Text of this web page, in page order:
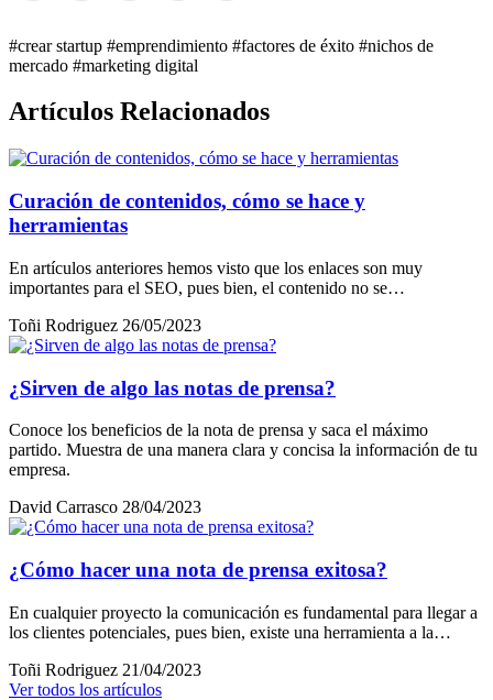
#crear startup #emprendimiento #factores de éxito #nichos de
mercado #marketing digital
Artículos Relacionados
Curación de contenidos, cómo se hace y
herramientas
En artículos anteriores hemos visto que los enlaces son muy
importantes para el SEO, pues bien, el contenido no se…
Toñi Rodriguez 26/05/2023
¿Sirven de algo las notas de prensa?
Conoce los beneficios de la nota de prensa y saca el máximo
partido. Muestra de una manera clara y concisa la información de tu
empresa.
David Carrasco 28/04/2023
¿Cómo hacer una nota de prensa exitosa?
En cualquier proyecto la comunicación es fundamental para llegar a
los clientes potenciales, pues bien, existe una herramienta a la…
Toñi Rodriguez 21/04/2023
Ver todos los artículos